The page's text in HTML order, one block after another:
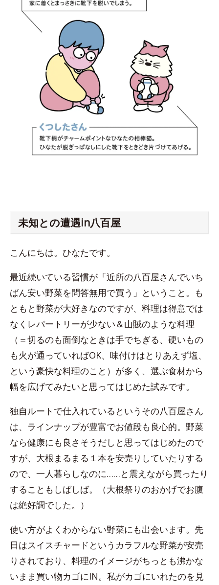
未知との遭遇in八百屋
こんにちは。ひなたです。
最近続いている習慣が「近所の八百屋さんでいち
ばん安い野菜を問答無用で買う」ということ。も
ともと野菜が大好きなのですが、料理は得意では
なくレパートリーが少ない＆山賊のような料理
（＝切るのも面倒なときは手でちぎる、硬いもの
も火が通っていればOK、味付けはとりあえず塩、
という豪快な料理のこと）が多く、選ぶ食材から
幅を広げてみたいと思ってはじめた試みです。
独自ルートで仕入れているというその八百屋さん
は、ラインナップが豊富でお値段も良心的。野菜
なら健康にも良さそうだしと思ってはじめたので
すが、大根まるまる１本を安売りしていたりする
ので、一人暮らしなのに……と震えながら買ったり
することもしばしば。（大根祭りのおかげでお腹
は絶好調でした。）
使い方がよくわからない野菜にも出会います。先
日はスイスチャードというカラフルな野菜が安売
りされており、料理のイメージがちっとも沸かな
いまま買い物カゴにIN。私がカゴにいれたのを見